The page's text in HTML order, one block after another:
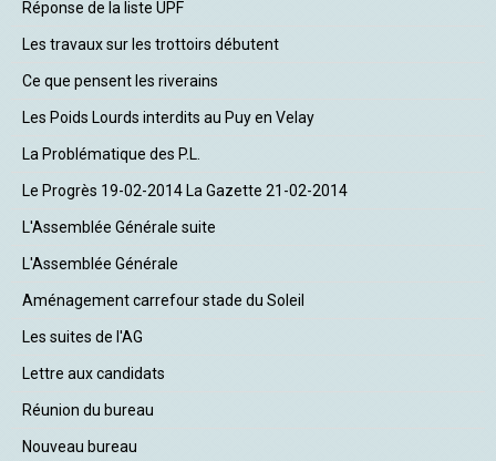
Réponse de la liste UPF
Les travaux sur les trottoirs débutent
Ce que pensent les riverains
Les Poids Lourds interdits au Puy en Velay
La Problématique des P.L.
Le Progrès 19-02-2014 La Gazette 21-02-2014
L'Assemblée Générale suite
L'Assemblée Générale
Aménagement carrefour stade du Soleil
Les suites de l'AG
Lettre aux candidats
Réunion du bureau
Nouveau bureau